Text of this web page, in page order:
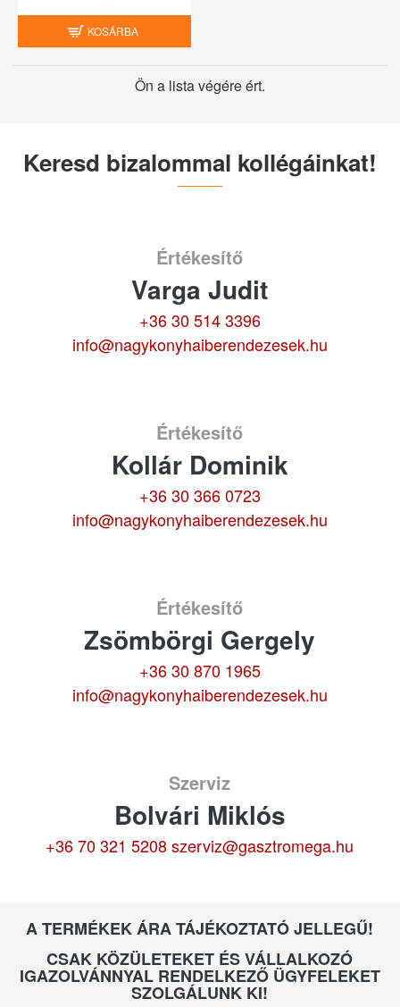
KOSÁRBA
Ön a lista végére ért.
Keresd bizalommal kollégáinkat!
Értékesítő
Varga Judit
+36 30 514 3396
info@nagykonyhaiberendezesek.hu
Értékesítő
Kollár Dominik
+36 30 366 0723
info@nagykonyhaiberendezesek.hu
Értékesítő
Zsömbörgi Gergely
+36 30 870 1965
info@nagykonyhaiberendezesek.hu
Szerviz
Bolvári Miklós
+36 70 321 5208 szerviz@gasztromega.hu
A TERMÉKEK ÁRA TÁJÉKOZTATÓ JELLEGŰ!
CSAK KÖZÜLETEKET ÉS VÁLLALKOZÓ
IGAZOLVÁNNYAL RENDELKEZŐ ÜGYFELEKET
SZOLGÁLUNK KI!